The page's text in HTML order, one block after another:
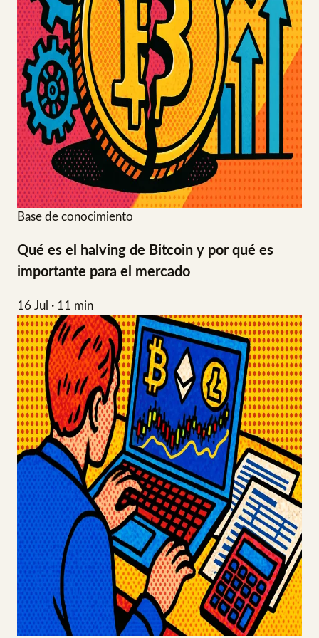
Base de conocimiento
Qué es el halving de Bitcoin y por qué es
importante para el mercado
16 Jul · 11 min